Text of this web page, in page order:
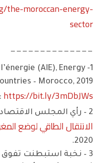
the-moroccan-energy-
sector
______________
(AIE), Energy
– Morocco, 2019.
https://bit.ly/3mDbJWs
2 – رأي المجلس الاقتصادي و الاجتماعي والبيئي :”
الانتقال الطاقي لوضع
2020.
3 – نخبة استبطنت تفوق